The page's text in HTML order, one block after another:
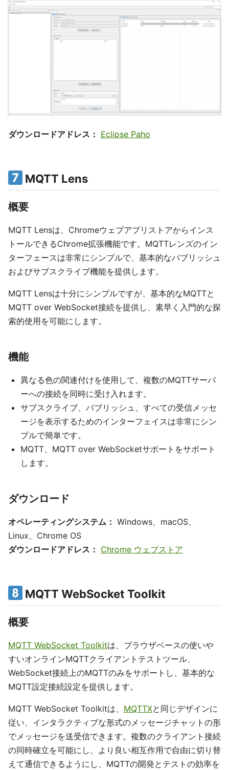
ダウンロードアドレス： Eclipse Paho
MQTT Lens
概要
MQTT Lensは、Chromeウェブアプリストアからインス
トールできるChrome拡張機能です。MQTTレンズのイン
ターフェースは非常にシンプルで、基本的なパブリッシュ
およびサブスクライブ機能を提供します。
MQTT Lensは十分にシンプルですが、基本的なMQTTと
MQTT over WebSocket接続を提供し、素早く入門的な探
索的使用を可能にします。
機能
異なる色の関連付けを使用して、複数のMQTTサーバ
ーへの接続を同時に受け入れます。
サブスクライブ、パブリッシュ、すべての受信メッセ
ージを表示するためのインターフェイスは非常にシン
プルで簡単です。
MQTT、MQTT over WebSocketサポートをサポート
します。
ダウンロード
オペレーティングシステム： Windows、macOS、
Linux、Chrome OS
ダウンロードアドレス： Chrome ウェブストア
MQTT WebSocket Toolkit
概要
MQTT WebSocket Toolkitは、ブラウザベースの使いや
すいオンラインMQTTクライアントテストツール、
WebSocket接続上のMQTTのみをサポートし、基本的な
MQTT設定接続設定を提供します。
MQTT WebSocket Toolkitは、 MQTTXと同じデザインに
従い、インタラクティブな形式のメッセージチャットの形
でメッセージを送受信できます。複数のクライアント接続
の同時確立を可能にし、より良い相互作用で自由に切り替
えて通信できるようにし、MQTTの開発とテストの効率を